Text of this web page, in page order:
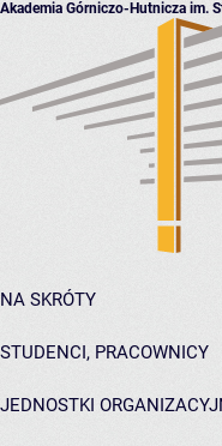
Akademia Górniczo-Hutnicza im.
NA SKRÓTY
STUDENCI, PRACOWNICY
JEDNOSTKI